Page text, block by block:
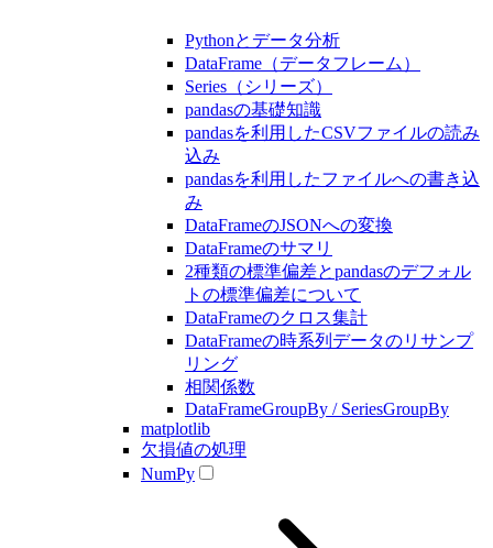
Pythonとデータ分析
DataFrame（データフレーム）
Series（シリーズ）
pandasの基礎知識
pandasを利用したCSVファイルの読み
込み
pandasを利用したファイルへの書き込
み
DataFrameのJSONへの変換
DataFrameのサマリ
2種類の標準偏差とpandasのデフォル
トの標準偏差について
DataFrameのクロス集計
DataFrameの時系列データのリサンプ
リング
相関係数
DataFrameGroupBy / SeriesGroupBy
matplotlib
欠損値の処理
NumPy